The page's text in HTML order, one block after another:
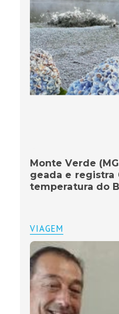
Monte Verde
geada e registra
temperatura do
VIAGEM